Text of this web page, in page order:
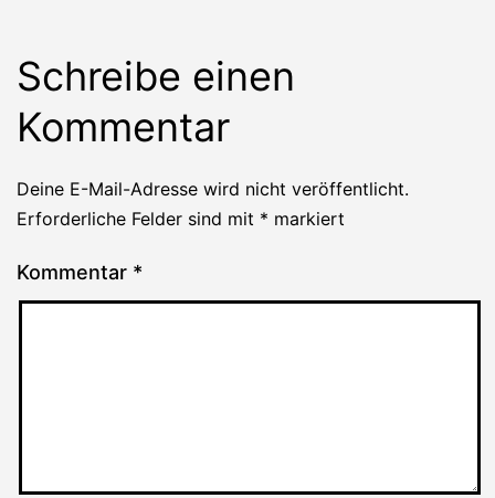
Schreibe einen
Kommentar
Deine E-Mail-Adresse wird nicht veröffentlicht.
Erforderliche Felder sind mit * markiert
Kommentar *